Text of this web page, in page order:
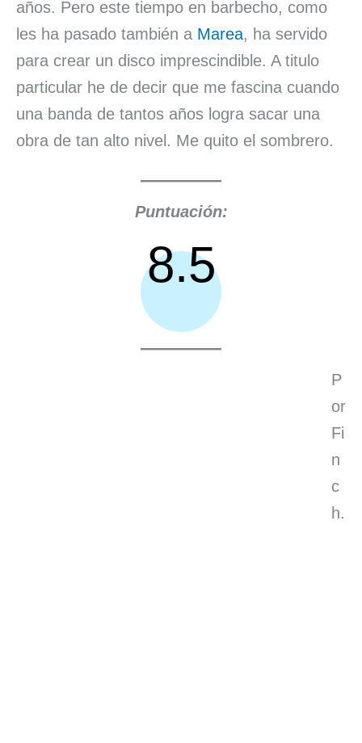
años. Pero este tiempo en barbecho, como
les ha pasado también a Marea, ha servido
para crear un disco imprescindible. A titulo
particular he de decir que me fascina cuando
una banda de tantos años logra sacar una
obra de tan alto nivel. Me quito el sombrero.
Puntuación:
8.5
P
or
Fi
n
c
h.